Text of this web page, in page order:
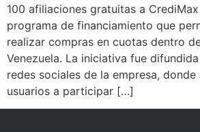
100 afiliaciones gratuitas a
programa de financiamiento que
realizar compras en cuotas dentro
Venezuela. La iniciativa fue
redes sociales de la empresa,
usuarios a participar […]